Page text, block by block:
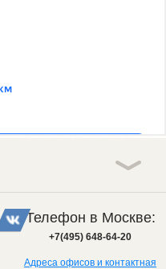
Телефон в Москве:
+7(495) 648-64-20
Адреса офисов и контактная